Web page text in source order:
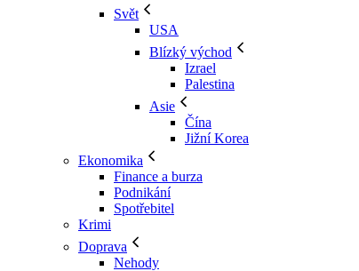
Svět
USA
Blízký východ
Izrael
Palestina
Asie
Čína
Jižní Korea
Ekonomika
Finance a burza
Podnikání
Spotřebitel
Krimi
Doprava
Nehody